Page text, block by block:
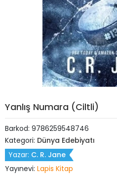
Yanlış Numara (Ciltli)
Barkod: 9786259548746
Kategori: Dünya Edebiyatı
Yazar: C. R. Jane
Yayınevi: Lapis Kitap